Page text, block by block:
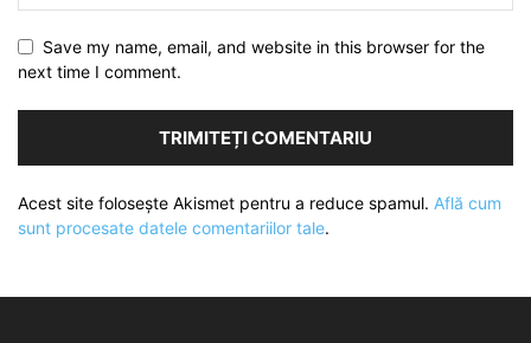
Save my name, email, and website in this browser for the
next time I comment.
Acest site folosește Akismet pentru a reduce spamul. Află cum
sunt procesate datele comentariilor tale.